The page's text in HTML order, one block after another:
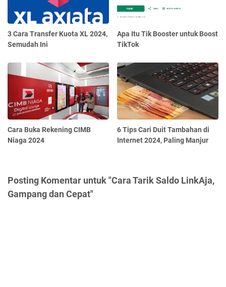
3 Cara Transfer Kuota XL 2024,
Semudah Ini
Apa Itu Tik Booster untuk Boost
TikTok
Cara Buka Rekening CIMB
Niaga 2024
6 Tips Cari Duit Tambahan di
Internet 2024, Paling Manjur
Posting Komentar untuk "Cara Tarik Saldo LinkAja,
Gampang dan Cepat"